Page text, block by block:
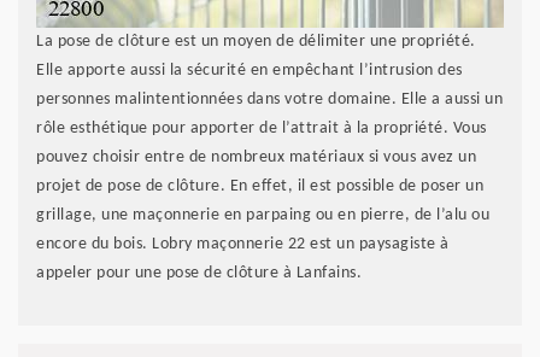
La pose de clôture est un moyen de délimiter une propriété.
Elle apporte aussi la sécurité en empêchant l’intrusion des
personnes malintentionnées dans votre domaine. Elle a aussi un
rôle esthétique pour apporter de l’attrait à la propriété. Vous
pouvez choisir entre de nombreux matériaux si vous avez un
projet de pose de clôture. En effet, il est possible de poser un
grillage, une maçonnerie en parpaing ou en pierre, de l’alu ou
encore du bois. Lobry maçonnerie 22 est un paysagiste à
appeler pour une pose de clôture à Lanfains.